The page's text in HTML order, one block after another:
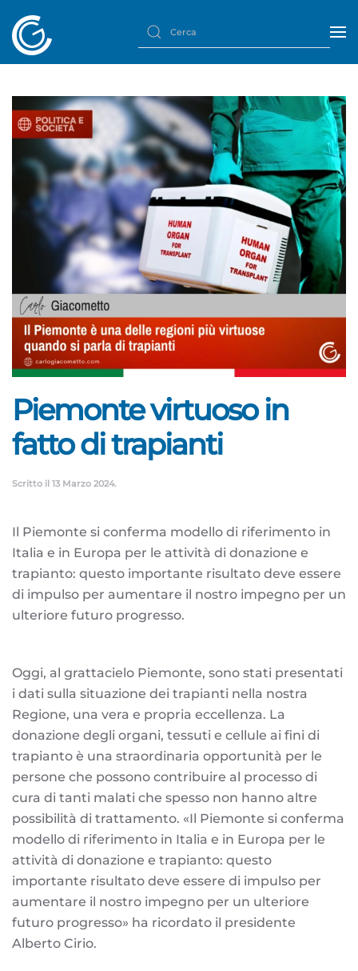
Piemonte virtuoso in
fatto di trapianti
Scritto il 13 Marzo 2024.
Il Piemonte si conferma modello di riferimento in
Italia e in Europa per le attività di donazione e
trapianto: questo importante risultato deve essere
di impulso per aumentare il nostro impegno per un
ulteriore futuro progresso.
Oggi, al grattacielo Piemonte, sono stati presentati
i dati sulla situazione dei trapianti nella nostra
Regione, una vera e propria eccellenza. La
donazione degli organi, tessuti e cellule ai fini di
trapianto è una straordinaria opportunità per le
persone che possono contribuire al processo di
cura di tanti malati che spesso non hanno altre
possibilità di trattamento. «Il Piemonte si conferma
modello di riferimento in Italia e in Europa per le
attività di donazione e trapianto: questo
importante risultato deve essere di impulso per
aumentare il nostro impegno per un ulteriore
futuro progresso» ha ricordato il presidente
Alberto Cirio.